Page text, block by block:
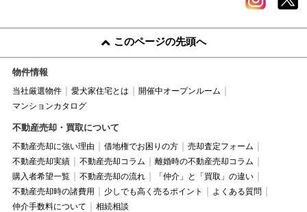
このページの先頭へ
物件情報
当社厳選物件 愛犬家住宅とは
開催中オープンルーム
マンションカタログ
不動産売却・買取について
不動産売却に強い理由 借地権でお困りの方
売却査定フォーム
不動産売却実績
不動産売却コラム
離婚時の不動産売却コラム
購入者希望一覧
不動産売却の流れ
「仲介」と「買取」の違い
不動産売却時の諸費用
少しでも高く売るポイント
よくある質問
仲介手数料について
相続相談